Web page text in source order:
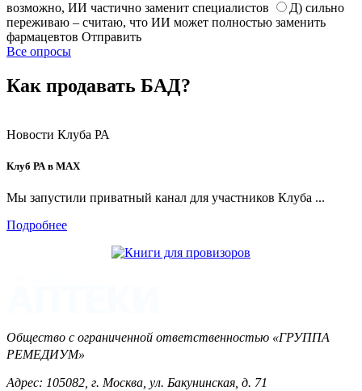
возможно, ИИ частично заменит специалистов
Д) сильно
переживаю – считаю, что ИИ может полностью заменить
фармацевтов Отправить
Все опросы
Как продавать БАД?
Новости Клуба РА
Клуб РА в MAX
Мы запустили приватный канал для участников Клуба ...
Подробнее
Общество с ограниченной ответственностью «ГРУППА
РЕМЕДИУМ»
Адрес: 105082, г. Москва, ул. Бакунинская, д. 71